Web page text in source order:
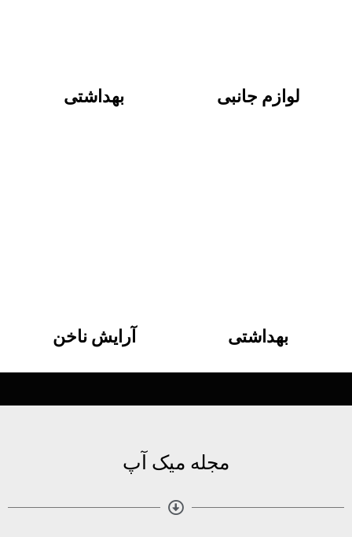
لوازم جانبی بهداشتی
بهداشتی آرایش ناخن
مجله میک آپ